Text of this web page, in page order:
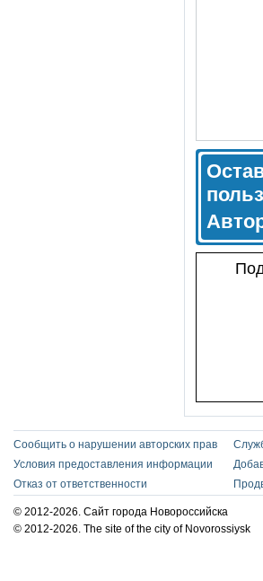
Сообщить о нарушении авторских прав
Условия предоставления информации
Отказ от ответственности
© 2012-2026. Сайт города Новороссийска
© 2012-2026. The site of the city of Novorossiysk